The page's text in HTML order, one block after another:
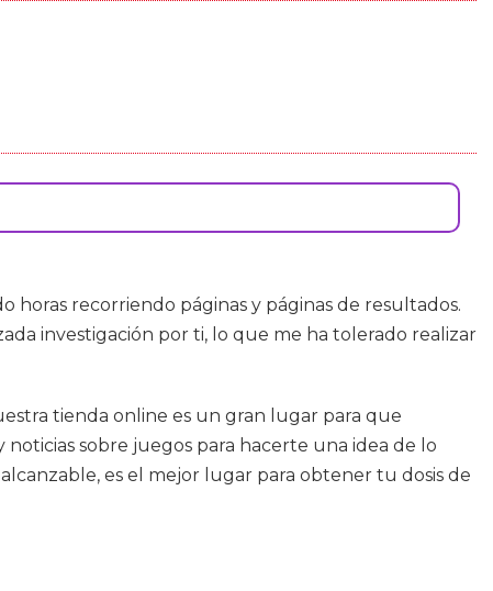
horas recorriendo páginas y páginas de resultados.
investigación por ti, lo que me ha tolerado realizar
tienda online es un gran lugar para que
sobre juegos para hacerte una idea de lo
es el mejor lugar para obtener tu dosis de